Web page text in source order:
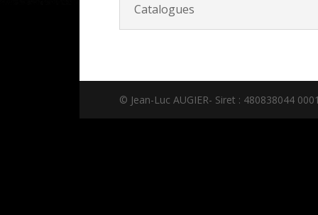
Catalogues
© Jean-Luc AUGIER- Siret : 480838044